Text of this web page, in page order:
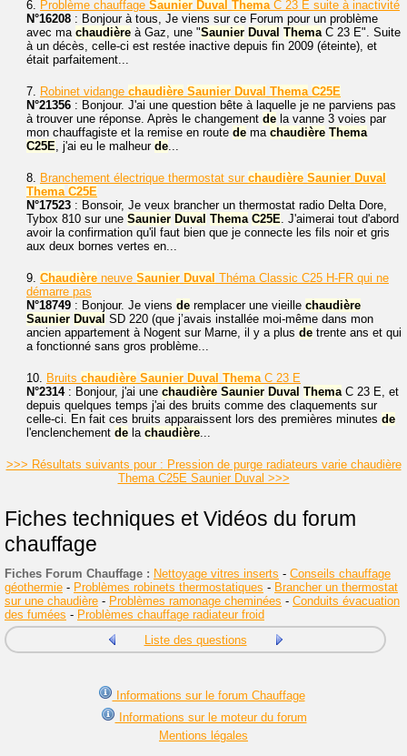
6. Problème chauffage Saunier Duval Thema C 23 E suite à inactivité
N°16208 : Bonjour à tous, Je viens sur ce Forum pour un problème
avec ma chaudière à Gaz, une "Saunier Duval Thema C 23 E". Suite
à un décès, celle-ci est restée inactive depuis fin 2009 (éteinte), et
était parfaitement...
7. Robinet vidange chaudière Saunier Duval Thema C25E
N°21356 : Bonjour. J'ai une question bête à laquelle je ne parviens pas
à trouver une réponse. Après le changement de la vanne 3 voies par
mon chauffagiste et la remise en route de ma chaudière Thema
C25E , j'ai eu le malheur de
8. Branchement électrique thermostat sur chaudière Saunier Duval
Thema C25E
N°17523 : Bonsoir, Je veux brancher un thermostat radio Delta Dore,
Tybox 810 sur une Saunier Duval Thema C25E . J'aimerai tout d'abord
avoir la confirmation qu'il faut bien que je connecte les fils noir et gris
aux deux bornes vertes en...
9. Chaudière neuve Saunier Duval Théma Classic C25 H-FR qui ne
démarre pas
N°18749 : Bonjour. Je viens de remplacer une vieille chaudière
Saunier Duval SD 220 (que j’avais installée moi-même dans mon
ancien appartement à Nogent sur Marne, il y a plus de trente ans et qui
a fonctionné sans gros problème...
10. Bruits chaudière Saunier Duval Thema C 23 E
N°2314: Bonjour, j'ai une chaudière Saunier Duval Thema C 23 E, et
depuis quelques temps j'ai des bruits comme des claquements sur
celle-ci. En fait ces bruits apparaissent lors des premières minutes de
l'enclenchement de la chaudière
>>> Résultats suivants pour : Pression de purge radiateurs varie chaudière
Thema C25E Saunier Duval >>>
Fiches techniques et Vidéos du forum
chauffage
Fiches Forum Chauffage : Nettoyage vitres inserts - Conseils chauffage
géothermie - Problèmes robinets thermostatiques - Brancher un thermostat
sur une chaudière - Problèmes ramonage cheminées - Conduits évacuation
des fumées - Problèmes chauffage radiateur froid
Liste des questions
Informations sur le forum Chauffage
Informations sur le moteur du forum
Mentions légales